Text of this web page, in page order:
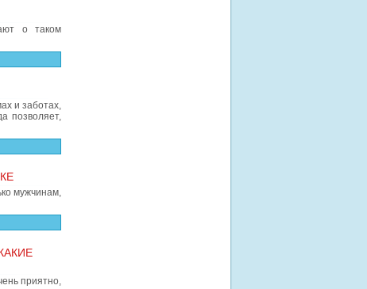
о таком
и заботах,
позволяет,
мужчинам,
приятно,